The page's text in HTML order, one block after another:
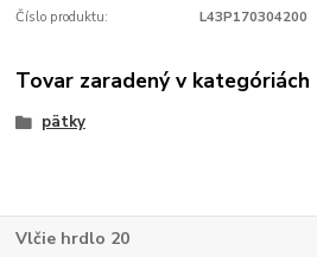
Číslo produktu: L43P170304200
Tovar zaradený v kategóriách
pätky
Vlčie hrdlo 20